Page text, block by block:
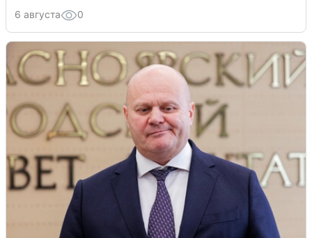
6 августа 0